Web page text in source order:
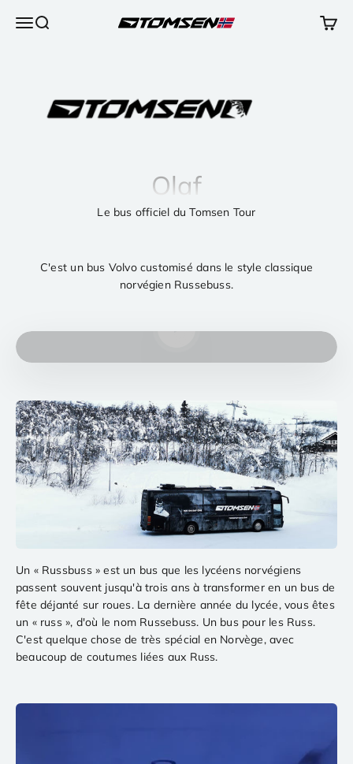
Ouvrir la navigation
Ouvrir la rechercheTOMSEN Sports AS Voir
Olaf
Le bus officiel du Tomsen Tour
C'est un bus Volvo customisé dans le style classique
norvégien Russebuss.
Un « Russbuss » est un bus que les lycéens norvégiens
passent souvent jusqu'à trois ans à transformer en un bus de
fête déjanté sur roues. La dernière année du lycée, vous êtes
un « russ », d'où le nom Russebuss. Un bus pour les Russ.
C'est quelque chose de très spécial en Norvège, avec
beaucoup de coutumes liées aux Russ.